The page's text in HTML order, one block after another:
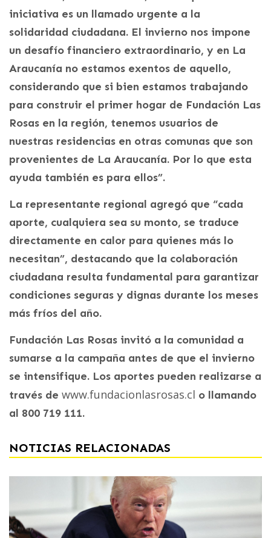
iniciativa es un llamado urgente a la
solidaridad ciudadana. El invierno nos impone
un desafío financiero extraordinario, y en La
Araucanía no estamos exentos de aquello,
considerando que si bien estamos trabajando
para construir el primer hogar de Fundación Las
Rosas en la región, tenemos usuarios de
nuestras residencias en otras comunas que son
provenientes de La Araucanía. Por lo que esta
ayuda también es para ellos”.
La representante regional agregó que “cada
aporte, cualquiera sea su monto, se traduce
directamente en calor para quienes más lo
necesitan”, destacando que la colaboración
ciudadana resulta fundamental para garantizar
condiciones seguras y dignas durante los meses
más fríos del año.
Fundación Las Rosas invitó a la comunidad a
sumarse a la campaña antes de que el invierno
se intensifique. Los aportes pueden realizarse a
través de www.fundacionlasrosas.cl o llamando
al 800 719 111.
NOTICIAS RELACIONADAS